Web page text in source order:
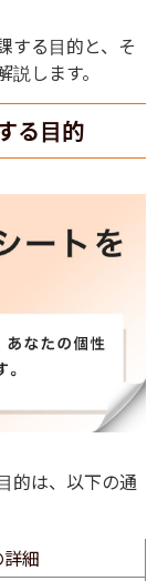
する目的と、そ
します。
る目的
的は、以下の通
細